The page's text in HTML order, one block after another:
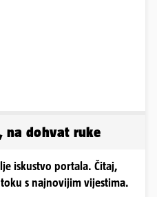
na dohvat ruke
iskustvo portala. Čitaj,
s najnovijim vijestima.